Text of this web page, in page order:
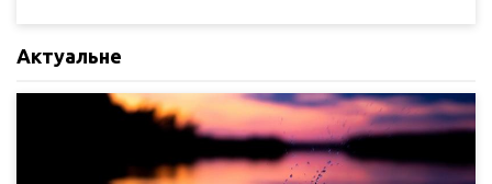
Актуальне